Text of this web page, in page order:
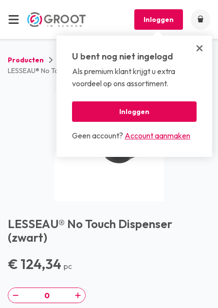
Inloggen
U bent nog niet ingelogd
Als premium klant krijgt u extra
voordeel op ons assortiment.
Inloggen
Geen account? Account aanmaken
Producten Dispensers
Handzeep dispensers
LESSEAU® No Touch Dispenser (zwart)
LESSEAU® No Touch Dispenser
(zwart)
€ 124,34 pc